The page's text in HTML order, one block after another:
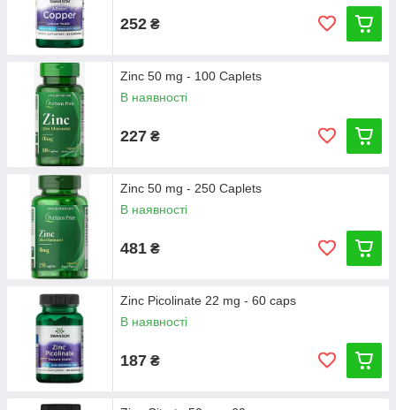
252 ₴
Zinc 50 mg - 100 Caplets
В наявності
227 ₴
Zinc 50 mg - 250 Caplets
В наявності
481 ₴
Zinc Picolinate 22 mg - 60 caps
В наявності
187 ₴